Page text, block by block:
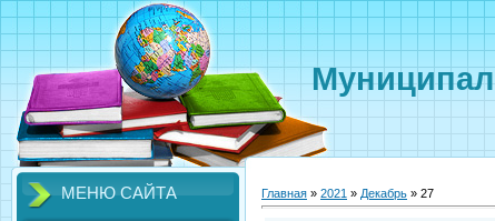
МЕНЮ САЙТА Главная » 2021 » Декабрь » 27